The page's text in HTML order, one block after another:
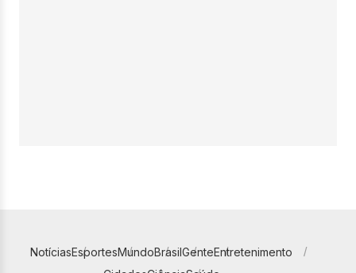
NotíciasEsportesMundoBrasilGenteEntretenimento